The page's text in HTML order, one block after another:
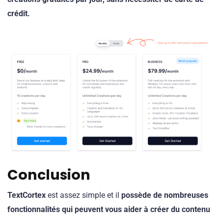
crédit.
Conclusion
TextCortex est assez simple et il possède de nombreuses
fonctionnalités qui peuvent vous aider à créer du contenu